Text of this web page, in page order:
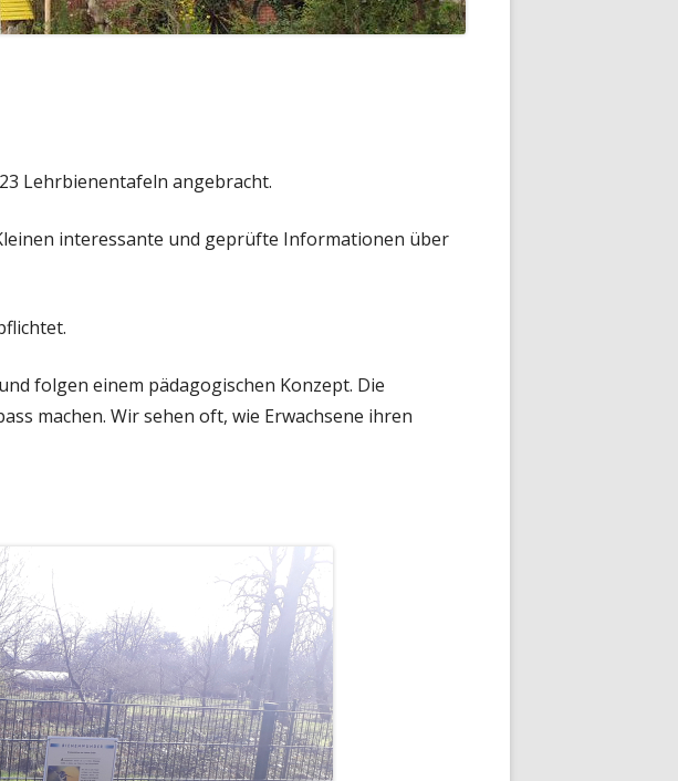
Lehrbienentafeln angebracht.
interessante und geprüfte Informationen über
folgen einem pädagogischen Konzept. Die
machen. Wir sehen oft, wie Erwachsene ihren